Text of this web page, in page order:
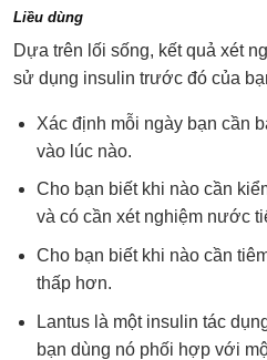
Liều dùng
Dựa trên lối sống, kết quả xét
sử dụng insulin trước đó của
Xác định mỗi ngày bạn cần
vào lúc nào.
Cho bạn biết khi nào cần
và có cần xét nghiệm nước
Cho bạn biết khi nào cần
thấp hơn.
Lantus là một insulin tác
bạn dùng nó phối hợp với